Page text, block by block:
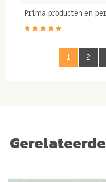
SESAM .
Prima producten en
1 2